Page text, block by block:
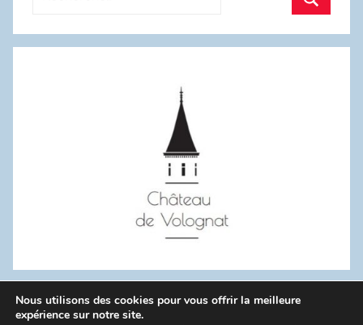
:
WordPress Theme: Donovan by ThemeZee.
Nous utilisons des cookies pour vous offrir la meilleure
expérience sur notre site.